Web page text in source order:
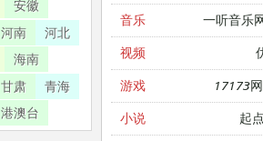
音乐
一听音乐
视频
游戏 17173
小说 起
安徽
河南
河北
海南
甘肃
青海
港澳台